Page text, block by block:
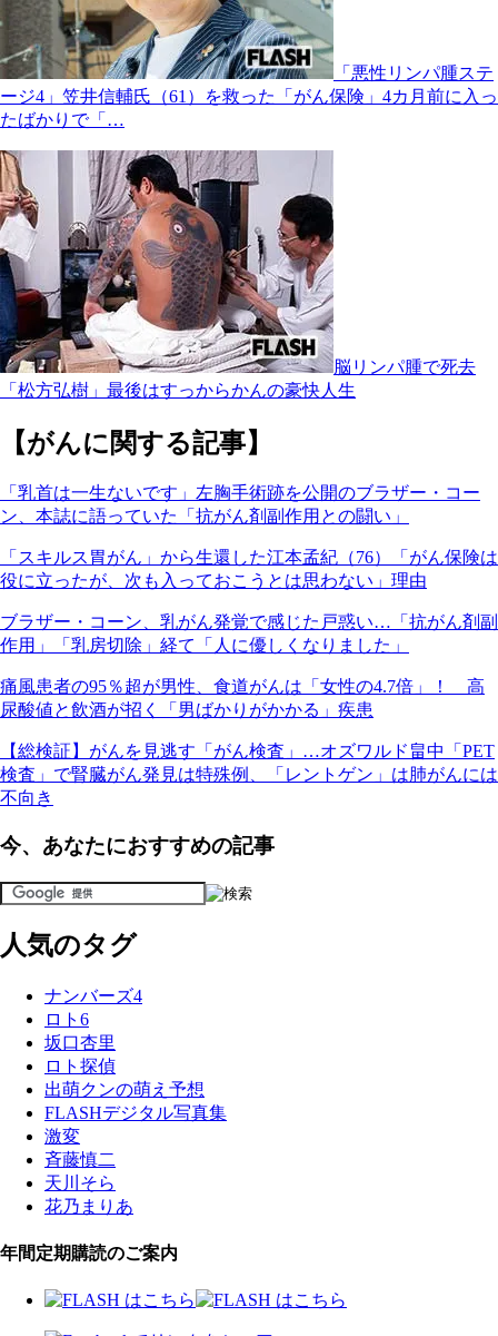
「悪性リンパ腫ステ
ージ4」笠井信輔氏（61）を救った「がん保険」4カ月前に入っ
たばかりで「…
脳リンパ腫で死去
「松方弘樹」最後はすっからかんの豪快人生
【がんに関する記事】
「乳首は一生ないです」左胸手術跡を公開のブラザー・コー
ン、本誌に語っていた「抗がん剤副作用との闘い」
「スキルス胃がん」から生還した江本孟紀（76）「がん保険は
役に立ったが、次も入っておこうとは思わない」理由
ブラザー・コーン、乳がん発覚で感じた戸惑い…「抗がん剤副
作用」「乳房切除」経て「人に優しくなりました」
痛風患者の95％超が男性、食道がんは「女性の4.7倍」！ 高
尿酸値と飲酒が招く「男ばかりがかかる」疾患
【総検証】がんを見逃す「がん検査」…オズワルド畠中「PET
検査」で腎臓がん発見は特殊例、「レントゲン」は肺がんには
不向き
今、あなたにおすすめの記事
人気のタグ
ナンバーズ4
ロト6
坂口杏里
ロト探偵
出萌クンの萌え予想
FLASHデジタル写真集
激変
斉藤慎二
天川そら
花乃まりあ
年間定期購読のご案内